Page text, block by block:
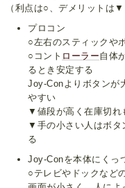
（利点は○、デメリットは
プロコン
○左右のスティックや
○コント ローラー自体
るとき安定する
Joy-Conよりボタンが
やすい
▼値段が高く在庫切れ
▼手の小さい人はボタ
る
Joy-Conを本体にくっ
○テレビやドックなど